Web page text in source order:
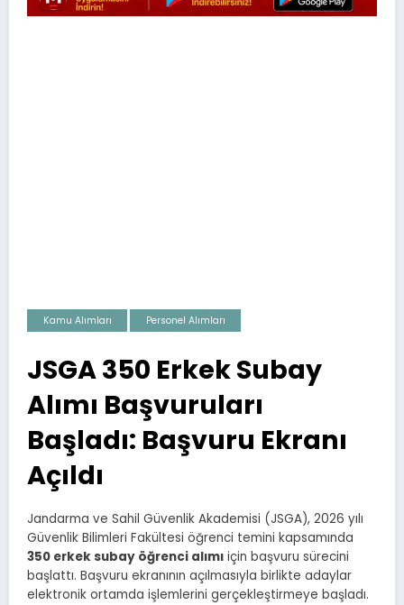
Kamu Alımları Personel Alımları
JSGA 350 Erkek Subay
Alımı Başvuruları
Başladı: Başvuru Ekranı
Açıldı
Jandarma ve Sahil Güvenlik Akademisi (JSGA), 2026 yılı
Güvenlik Bilimleri Fakültesi öğrenci temini kapsamında
350 erkek subay öğrenci alımı için başvuru sürecini
başlattı. Başvuru ekranının açılmasıyla birlikte adaylar
elektronik ortamda işlemlerini gerçekleştirmeye başladı.